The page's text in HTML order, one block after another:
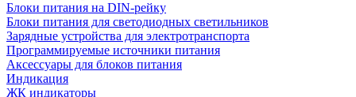
Блоки питания на DIN-рейку
Блоки питания для светодиодных светильников
Зарядные устройства для электротранспорта
Программируемые источники питания
Аксессуары для блоков питания
Индикация
ЖК индикаторы